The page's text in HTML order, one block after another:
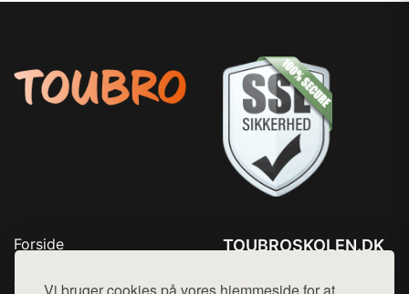
Forside
Top Rabatter
TOUBROSKOLEN.DK